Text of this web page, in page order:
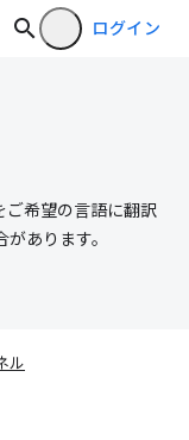
ログイン
ご希望の言語に翻訳
あります。
ル